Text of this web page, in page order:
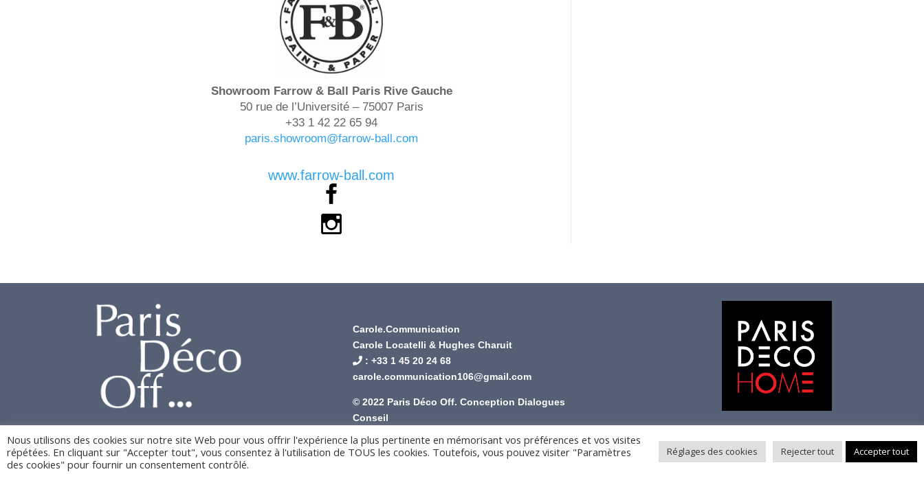
Showroom Farrow & Ball Paris Rive Gauche
50 rue de l’Université – 75007 Paris
+33 1 42 22 65 94
paris.showroom@farrow-ball.com
www.farrow-ball.com
Carole.Communication
Carole Locatelli & Hughes Charuit
: +33 1 45 20 24 68
carole.communication106@gmail.com
© 2022 Paris Déco Off. Conception Dialogues
Conseil
Nous utilisons des cookies sur notre site Web pour vous offrir l'expérience la plus pertinente en mémorisant vos préférences et vos visites
répétées. En cliquant sur "Accepter tout", vous consentez à l'utilisation de TOUS les cookies. Toutefois, vous pouvez visiter "Paramètres
des cookies" pour fournir un consentement contrôlé.
Réglages des cookies Rejecter tout Accepter tout